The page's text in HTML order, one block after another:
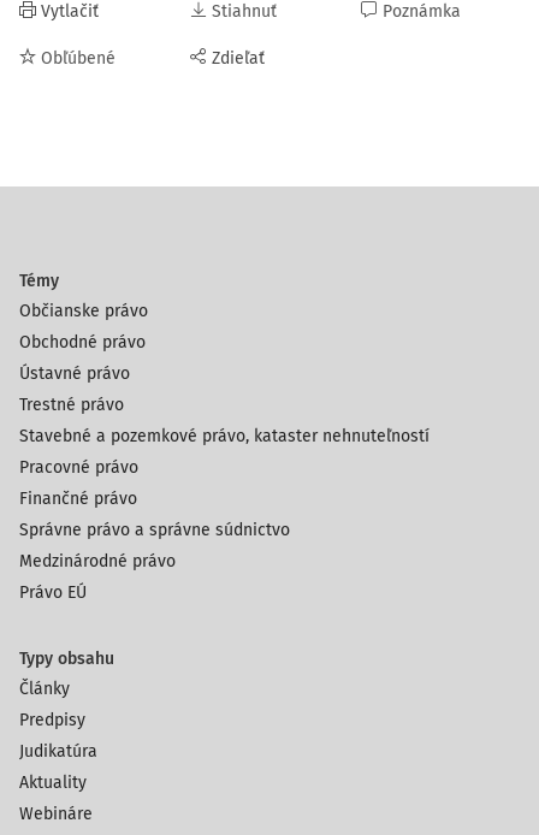
Vytlačiť
Obľúbené
Stiahnuť
Zdieľať
Poznámka
Témy
Občianske právo
Obchodné právo
Ústavné právo
Trestné právo
Stavebné a pozemkové právo, kataster nehnuteľností
Pracovné právo
Finančné právo
Správne právo a správne súdnictvo
Medzinárodné právo
Právo EÚ
Typy obsahu
Články
Predpisy
Judikatúra
Aktuality
Webináre